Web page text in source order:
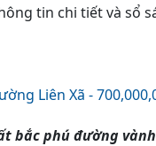
tin chi tiết và sổ
Liên Xã -
bắc phú đường